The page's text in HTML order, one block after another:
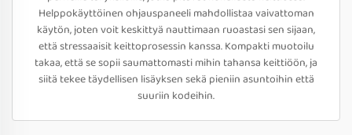
Helppokäyttöinen ohjauspaneeli mahdollistaa vaivattoman
käytön, joten voit keskittyä nauttimaan ruoastasi sen sijaan,
että stressaaisit keittoprosessin kanssa. Kompakti muotoilu
takaa, että se sopii saumattomasti mihin tahansa keittiöön, ja
siitä tekee täydellisen lisäyksen sekä pieniin asuntoihin että
suuriin kodeihin.